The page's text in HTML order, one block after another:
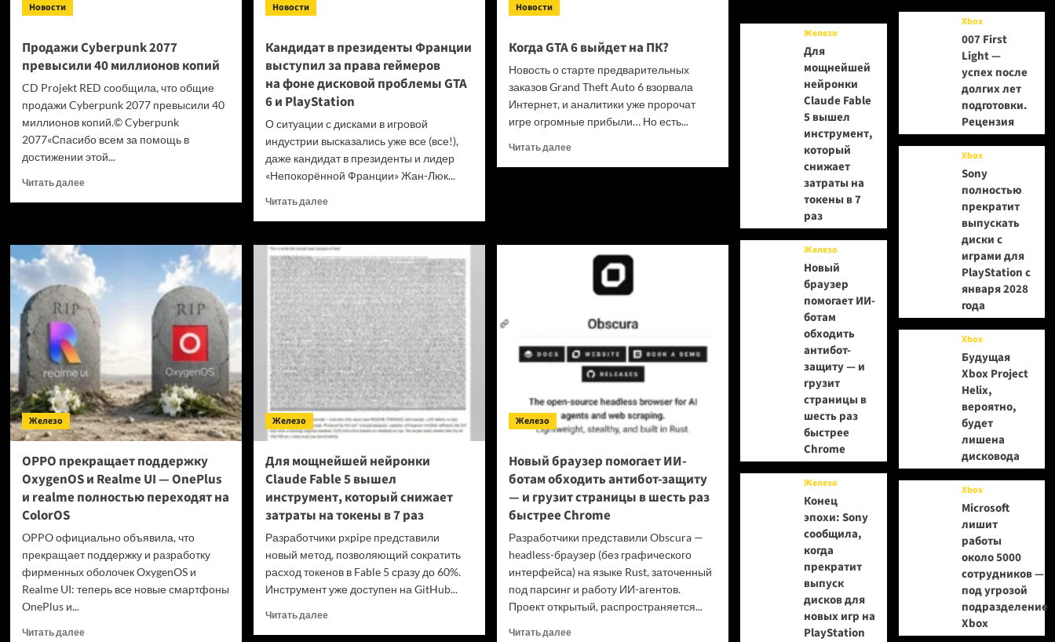
Новости
Продажи Cyberpunk 2077
превысили 40 миллионов копий
CD Projekt RED сообщила, что общие
продажи Cyberpunk 2077 превысили 40
миллионов копий.© Cyberpunk
2077«Спасибо всем за помощь в
достижении этой...
Читать далееПрочитать
2077
превысили
40 миллионов
копий
Новости
Кандидат в президенты Франции
выступил за права геймеров
на фоне дисковой проблемы GTA
6 и PlayStation
О ситуации с дисками в игровой
индустрии высказались уже все (все!),
даже кандидат в президенты и лидер
«Непокорённой Франции» Жан-Люк...
Читать далееПрочитать
Кандидат
в президенты
Франции
выступил
за права
геймеров
на фоне
дисковой
проблемы
GTA
6 и PlayStation
Новости
Когда GTA 6 выйдет на ПК?
Новость о старте предварительных
заказов Grand Theft Auto 6 взорвала
Интернет, и аналитики уже пророчат
игре огромные прибыли… Но есть...
Читать далееПрочитать
Железо
OPPO прекращает поддержку
OxygenOS и Realme UI — OnePlus
и realme полностью переходят на
ColorOS
OPPO официально объявила, что
прекращает поддержку и разработку
фирменных оболочек OxygenOS и
Realme UI: теперь все новые смартфоны
OnePlus и...
Читать далееПрочитать
Железо
Для мощнейшей нейронки
Claude Fable 5 вышел
инструмент, который снижает
затраты на токены в 7 раз
Разработчики pxpipe представили
новый метод, позволяющий сократить
расход токенов в Fable 5 сразу до 60%.
Инструмент уже доступен на GitHub...
Читать далееПрочитать
Железо
Новый браузер помогает ИИ-
ботам обходить антибот-защиту
— и грузит страницы в шесть раз
быстрее Chrome
Разработчики представили Obscura —
headless-браузер (без графического
интерфейса) на языке Rust, заточенный
под парсинг и работу ИИ-агентов.
Проект открытый, распространяется...
Читать далееПрочитать
Железо
Для
мощнейшей
нейронки
Claude Fable
5 вышел
инструмент,
который
снижает
затраты на
токены в 7
раз
Железо
Новый
браузер
помогает ИИ-
ботам
обходить
антибот-
защиту — и
грузит
страницы в
шесть раз
быстрее
Chrome
Железо
Конец
эпохи: Sony
сообщила,
когда
прекратит
выпуск
дисков для
новых игр на
PlayStation
Xbox
007 First
Light —
успех после
долгих лет
подготовки.
Рецензия
Xbox
Sony
полностью
прекратит
выпускать
диски с
играми для
PlayStation с
января 2028
года
Xbox
Будущая
Xbox Project
Helix,
вероятно,
будет
лишена
дисковода
Xbox
Microsoft
лишит
работы
около 5000
сотрудников —
под угрозой
подразделение
Xbox